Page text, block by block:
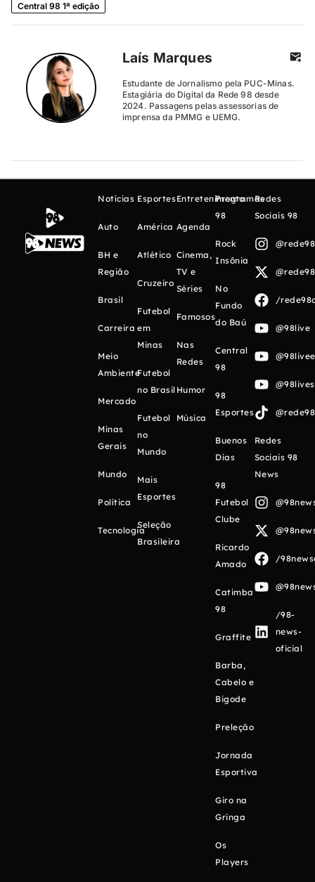
Central 98 1ª edição
Laís Marques
Estudante de Jornalismo pela PUC-Minas.
Estagiária do Digital da Rede 98 desde
2024. Passagens pelas assessorias de
imprensa da PMMG e UEMG.
Notícias
Auto
BH e
Região
Brasil
Carreira
Meio
Ambiente
Mercado
Minas
Gerais
Mundo
Política
Tecnologia
Esportes
América
Atlético
Cruzeiro
Futebol
em
Minas
Futebol
no Brasil
Futebol
no
Mundo
Mais
Esportes
Seleção
Brasileira
Entretenimento
Agenda
Cinema,
TV e
Séries
Famosos
Nas
Redes
Humor
Música
Programas
98
Rock
Insônia
No
Fundo
do Baú
Central
98
98
Esportes
Buenos
Días
98
Futebol
Clube
Ricardo
Amado
Catimba
98
Graffite
Barba,
Cabelo e
Bigode
Preleção
Jornada
Esportiva
Giro na
Gringa
Os
Players
Redes
Sociais 98
/
@98live
Redes
Sociais 98
News
/
/98-
news-
oficial